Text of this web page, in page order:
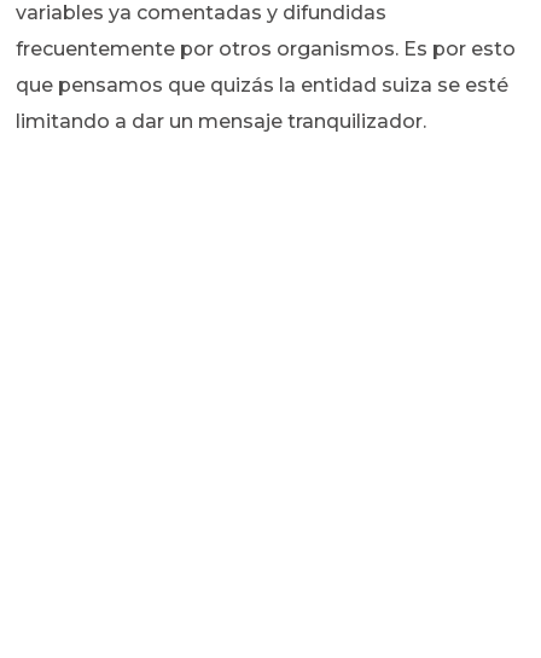
variables ya comentadas y difundidas
frecuentemente por otros organismos. Es por esto
que pensamos que quizás la entidad suiza se esté
limitando a dar un mensaje tranquilizador.